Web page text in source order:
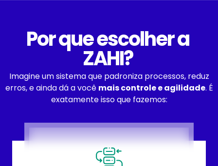
Por que escolher a
ZAHI?
Imagine um sistema que padroniza processos, reduz
erros, e ainda dá a você mais controle e agilidade. É
exatamente isso que fazemos: